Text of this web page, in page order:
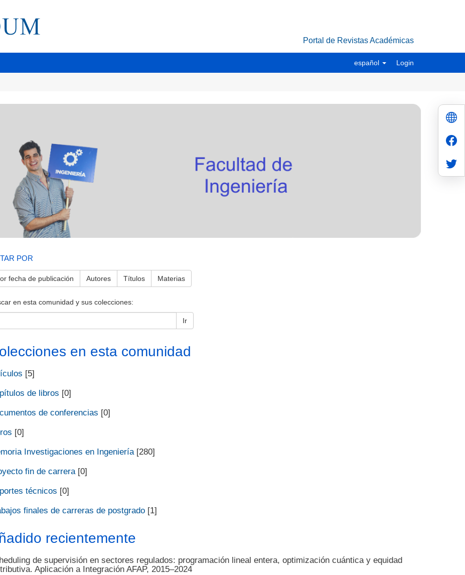
Portal de Revistas Académicas
español Login
POR
fecha de publicación Autores Títulos Materias
en esta comunidad y sus colecciones:
Ir
en esta comunidad
[5]
de libros [0]
de conferencias [0]
[0]
Investigaciones en Ingeniería[280]
fin de carrera[0]
técnicos [0]
finales de carreras de postgrado[1]
recientemente
de supervisión en sectores regulados: programación lineal entera, optimización cuántica y equidad
Aplicación a Integración AFAP, 2015–2024